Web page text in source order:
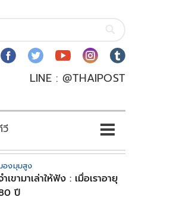
LINE : @THAIPOST
วี
องมุมสูง
ำเขามาเล่าให้ฟัง : เมื่อเราอายุ
ปี